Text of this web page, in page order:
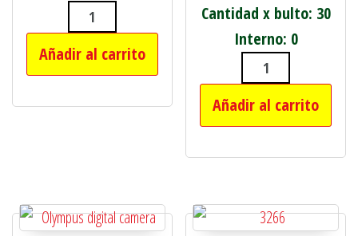
CUTTER EN BLISTER X 3 cantidad
Añadir al carrito
Cantidad x bulto: 30
Interno: 0
LISTON TUBO
Añadir al carrito